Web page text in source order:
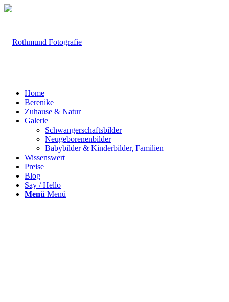
Home
Berenike
Zuhause & Natur
Galerie
Schwangerschaftsbilder
Neugeborenenbilder
Babybilder & Kinderbilder, Familien
Wissenswert
Preise
Blog
Say / Hello
Menü Menü